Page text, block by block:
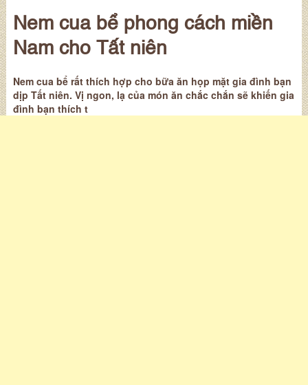
Nem cua bể phong cách miền
Nam cho Tất niên
Nem cua bể rất thích hợp cho bữa ăn họp mặt gia đình bạn
dịp Tất niên. Vị ngon, lạ của món ăn chắc chắn sẽ khiến gia
đình bạn thích t